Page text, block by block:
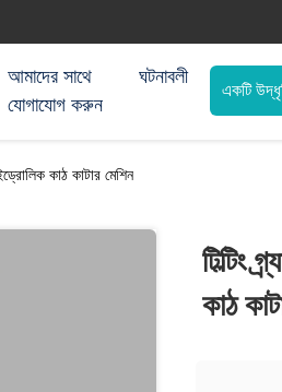
আমাদের সাথে
যোগাযোগ করুন
ঘটনাবলী
একটি
কাঠ কাটার মেশিন
টিল্টিং
কাঠ